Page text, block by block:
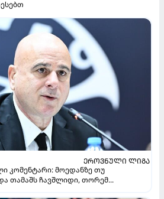
ᲔᲠᲝᲕᲜᲣᲚᲘ ᲚᲘᲒᲐ
კომენტარი: მოედანზე თუ
თამაშს ჩავშლიდი, თორემ...